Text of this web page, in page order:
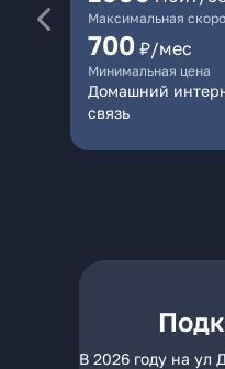
Максимальная
700 ₽/мес
Минимальная цена
Домашний
связь
В 2026 году на ул